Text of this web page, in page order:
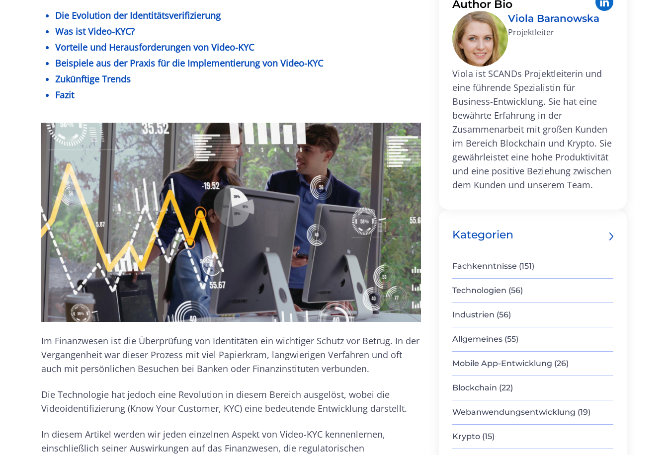
Die Evolution der Identitätsverifizierung
Was ist Video-KYC?
Vorteile und Herausforderungen von Video-KYC
Beispiele aus der Praxis für die Implementierung von Video-KYC
Zukünftige Trends
Fazit
Im Finanzwesen ist die Überprüfung von Identitäten ein wichtiger Schutz vor Betrug. In der
Vergangenheit war dieser Prozess mit viel Papierkram, langwierigen Verfahren und oft
auch mit persönlichen Besuchen bei Banken oder Finanzinstituten verbunden.
Die Technologie hat jedoch eine Revolution in diesem Bereich ausgelöst, wobei die
Videoidentifizierung (Know Your Customer, KYC) eine bedeutende Entwicklung darstellt.
In diesem Artikel werden wir jeden einzelnen Aspekt von Video-KYC kennenlernen,
einschließlich seiner Auswirkungen auf das Finanzwesen, die regulatorischen
Author Bio
Viola Baranowska
Projektleiter
Viola ist SCANDs Projektleiterin und
eine führende Spezialistin für
Business-Entwicklung. Sie hat eine
bewährte Erfahrung in der
Zusammenarbeit mit großen Kunden
im Bereich Blockchain und Krypto. Sie
gewährleistet eine hohe Produktivität
und eine positive Beziehung zwischen
dem Kunden und unserem Team.
Kategorien
Fachkenntnisse (151)
Technologien (56)
Industrien (56)
Allgemeines (55)
Mobile App-Entwicklung (26)
Blockchain (22)
Webanwendungsentwicklung (19)
Krypto (15)